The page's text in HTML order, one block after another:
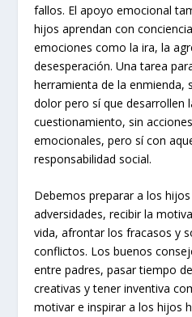
fallos. El apoyo emocional
hijos aprendan con
emociones como la ira, la
desesperación. Una tarea
herramienta de la enmienda,
dolor pero sí que desarrollen
cuestionamiento, sin
emocionales, pero sí con
responsabilidad social.
Debemos preparar a los
adversidades, recibir la
vida, afrontar los fracasos y
conflictos. Los buenos
entre padres, pasar tiempo
creativas y tener inventiva
motivar e inspirar a los hijos